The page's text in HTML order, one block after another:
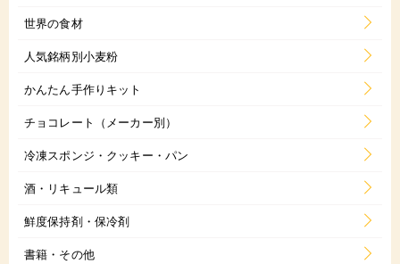
世界の食材
人気銘柄別小麦粉
かんたん手作りキット
チョコレート（メーカー別）
冷凍スポンジ・クッキー・パン
酒・リキュール類
鮮度保持剤・保冷剤
書籍・その他